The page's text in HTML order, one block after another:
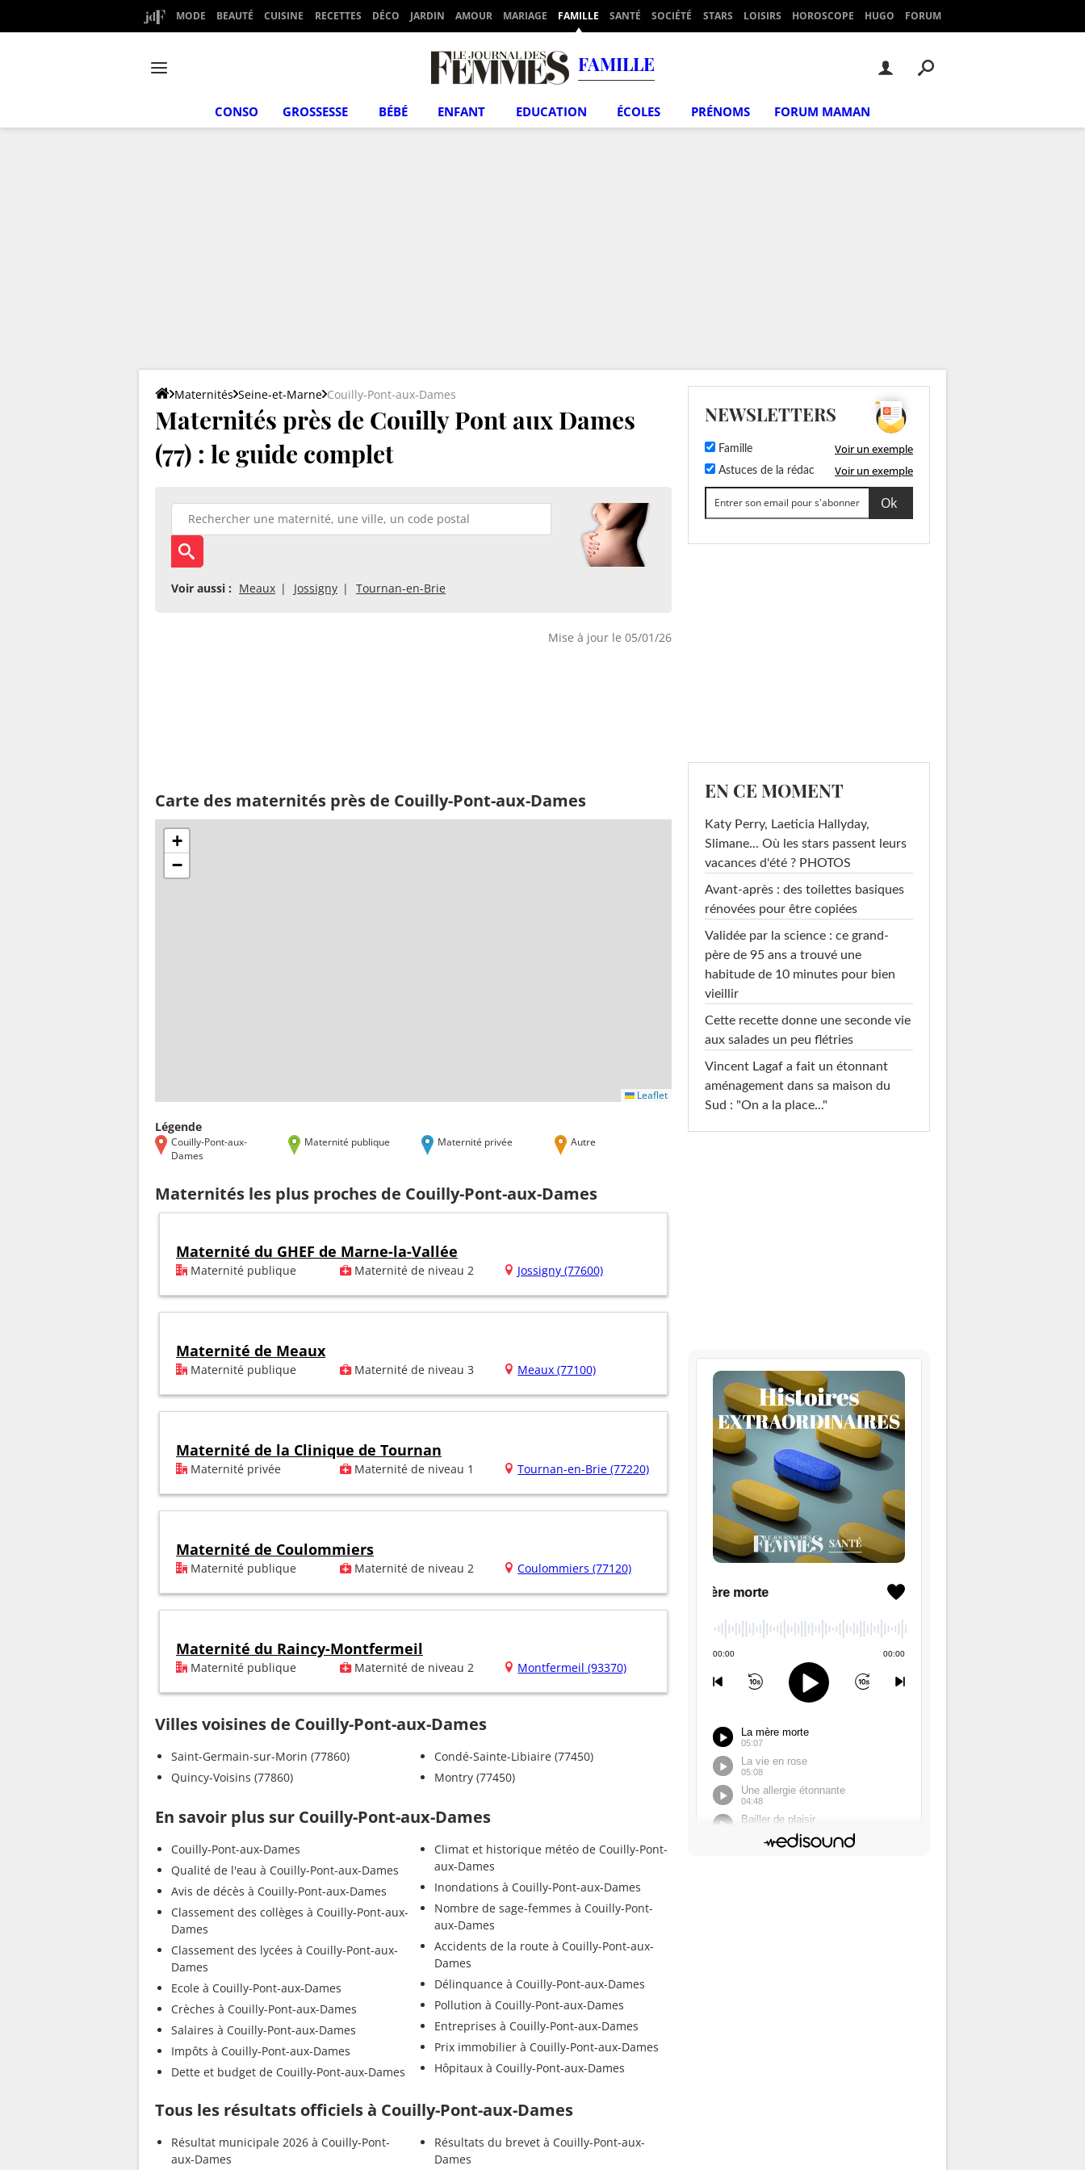
MODE BEAUTÉ CUISINE RECETTES DÉCO JARDIN AMOUR MARIAGE FAMILLE SANTÉ SOCIÉTÉ STARS LOISIRS HOROSCOPE HUGO FORUM
FAMILLE
CONSO GROSSESSE BÉBÉ ENFANT EDUCATION ÉCOLES PRÉNOMS FORUM MAMAN
Maternités Seine-et-Marne Couilly-Pont-aux-Dames
Maternités près de Couilly Pont aux Dames
(77) : le guide complet
Voir aussi : Meaux Jossigny Tournan-en-Brie
Mise à jour le 05/01/26
Carte des maternités près de Couilly-Pont-aux-Dames
+
−
Leaflet
Légende
Couilly-Pont-aux-
Dames
Maternité publique Maternité privée Autre
Maternités les plus proches de Couilly-Pont-aux-Dames
Maternité du GHEF de Marne-la-Vallée
Maternité publique Maternité de niveau 2 Jossigny (77600)
Maternité de Meaux
Maternité publique Maternité de niveau 3 Meaux (77100)
Maternité de la Clinique de Tournan
Maternité privée Maternité de niveau 1 Tournan-en-Brie (77220)
Maternité de Coulommiers
Maternité publique Maternité de niveau 2 Coulommiers (77120)
Maternité du Raincy-Montfermeil
Maternité publique Maternité de niveau 2 Montfermeil (93370)
Villes voisines de Couilly-Pont-aux-Dames
Saint-Germain-sur-Morin (77860)
Quincy-Voisins (77860)
Condé-Sainte-Libiaire (77450)
Montry (77450)
En savoir plus sur Couilly-Pont-aux-Dames
Couilly-Pont-aux-Dames
Qualité de l'eau à Couilly-Pont-aux-Dames
Avis de décès à Couilly-Pont-aux-Dames
Classement des collèges à Couilly-Pont-aux-
Dames
Classement des lycées à Couilly-Pont-aux-
Dames
Ecole à Couilly-Pont-aux-Dames
Crèches à Couilly-Pont-aux-Dames
Salaires à Couilly-Pont-aux-Dames
Impôts à Couilly-Pont-aux-Dames
Dette et budget de Couilly-Pont-aux-Dames
Climat et historique météo de Couilly-Pont-
aux-Dames
Inondations à Couilly-Pont-aux-Dames
Nombre de sage-femmes à Couilly-Pont-
aux-Dames
Accidents de la route à Couilly-Pont-aux-
Dames
Délinquance à Couilly-Pont-aux-Dames
Pollution à Couilly-Pont-aux-Dames
Entreprises à Couilly-Pont-aux-Dames
Prix immobilier à Couilly-Pont-aux-Dames
Hôpitaux à Couilly-Pont-aux-Dames
Tous les résultats officiels à Couilly-Pont-aux-Dames
Résultat municipale 2026 à Couilly-Pont-
aux-Dames
Résultats du brevet à Couilly-Pont-aux-
Dames
NEWSLETTERS
Famille Voir un exemple
Astuces de la rédac Voir un exemple
EN CE MOMENT
Katy Perry, Laeticia Hallyday,
Slimane... Où les stars passent leurs
vacances d'été ? PHOTOS
Avant-après : des toilettes basiques
rénovées pour être copiées
Validée par la science : ce grand-
père de 95 ans a trouvé une
habitude de 10 minutes pour bien
vieillir
Cette recette donne une seconde vie
aux salades un peu flétries
Vincent Lagaf a fait un étonnant
aménagement dans sa maison du
Sud : "On a la place..."